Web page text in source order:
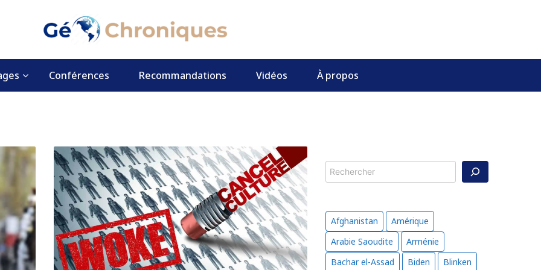
Conférences Recommandations Vidéos À propos
Rechercher
Afghanistan
Amérique
Arabie Saoudite
Arménie
Bachar el-Assad
Biden
Blinken